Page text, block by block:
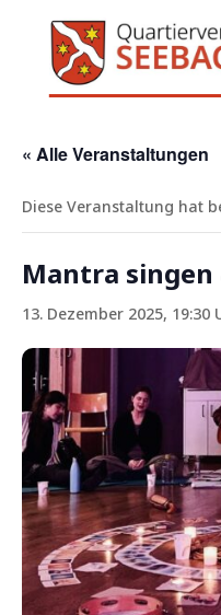
« Alle Veranstaltungen
Diese Veranstaltung hat
Mantra singen
13. Dezember 2025, 19:30